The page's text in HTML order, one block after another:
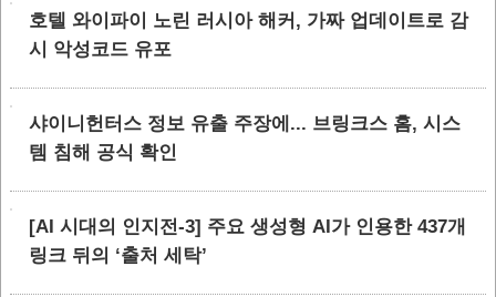
호텔 와이파이 노린 러시아 해커, 가짜 업데이트로 감
시 악성코드 유포
샤이니헌터스 정보 유출 주장에... 브링크스 홈, 시스
템 침해 공식 확인
[AI 시대의 인지전-3] 주요 생성형 AI가 인용한 437개
링크 뒤의 ‘출처 세탁’